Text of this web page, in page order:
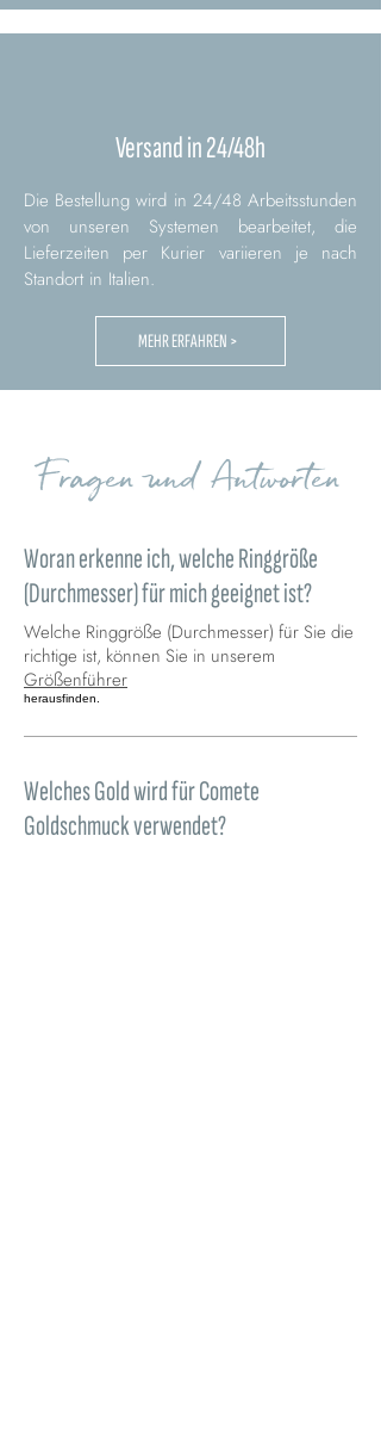
Versand in 24/48h
Die Bestellung wird in 24/48 Arbeitsstunden
von unseren Systemen bearbeitet, die
Lieferzeiten per Kurier variieren je nach
Standort in Italien.
MEHR ERFAHREN >
Fragen und Antworten
Woran erkenne ich, welche Ringgröße
(Durchmesser) für mich geeignet ist?
Welche Ringgröße (Durchmesser) für Sie die
richtige ist, können Sie in unserem
Größenführer
herausfinden.
Welches Gold wird für Comete
Goldschmuck verwendet?